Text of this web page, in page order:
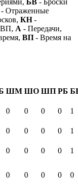
- Отраженные
КН-
ВП, А - Передачи,
ВП - Время на
ШМ ШО ШП РБ
0 0 0 0 1
0 0 0 0 1
0 0 0 0 1
0 0 0 0 0